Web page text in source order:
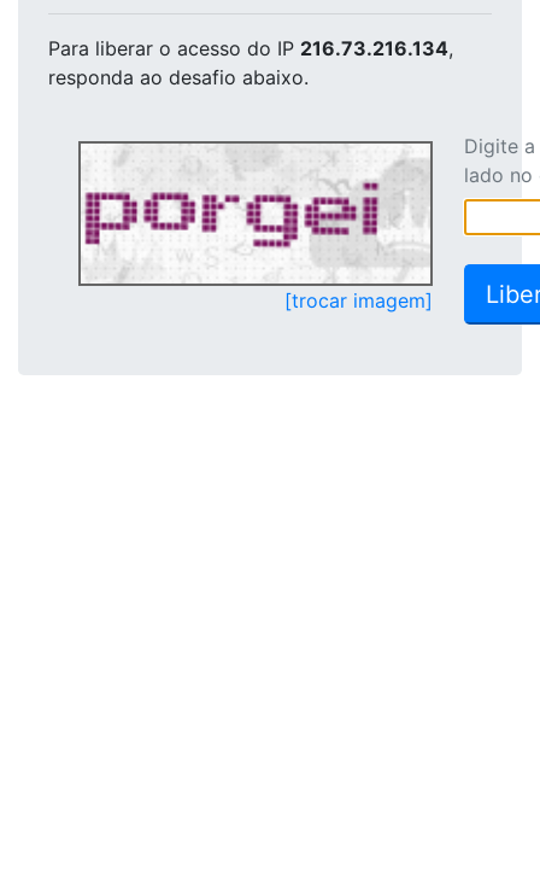
Para liberar o acesso do IP 216.73.216.134,
responda ao desafio abaixo.
[trocar imagem]
Digite
lado no